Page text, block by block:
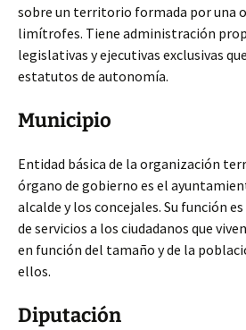
sobre un territorio formada por una
limítrofes. Tiene administración
legislativas y ejecutivas exclusivas
estatutos de autonomía.
Municipio
Entidad básica de la organización
órgano de gobierno es el
alcalde y los concejales. Su función
de servicios a los ciudadanos que
en función del tamaño y de la
ellos.
Diputación